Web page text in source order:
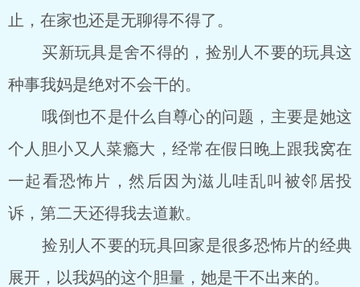
止，在家也还是无聊得不得了。
买新玩具是舍不得的，捡别人不要的玩具这
种事我妈是绝对不会干的。
哦倒也不是什么自尊心的问题，主要是她这
个人胆小又人菜瘾大，经常在假日晚上跟我窝在
一起看恐怖片，然后因为滋儿哇乱叫被邻居投
诉，第二天还得我去道歉。
捡别人不要的玩具回家是很多恐怖片的经典
展开，以我妈的这个胆量，她是干不出来的。